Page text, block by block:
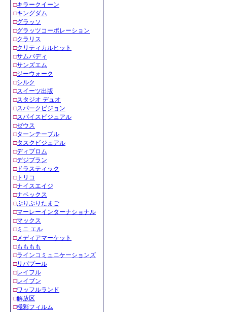
□キラークイーン
□キングダム
□グラッソ
□グラッツコーポレーション
□クラリス
□クリティカルヒット
□サムバディ
□サンズエム
□ジーウォーク
□シルク
□スイーツ出版
□スタジオ デュオ
□スパークビジョン
□スパイスビジュアル
□ゼウス
□ターンテーブル
□タスクビジュアル
□ディプロム
□デジプラン
□ドラスティック
□トリコ
□ナイスエイジ
□ナベックス
□ぷりぷりたまご
□マーレーインターナショナル
□マックス
□ミニ エル
□メディアマーケット
□もももも
□ラインコミュニケーションズ
□リバプール
□レイフル
□レイブン
□ワッフルランド
□解放区
□極彩フィルム